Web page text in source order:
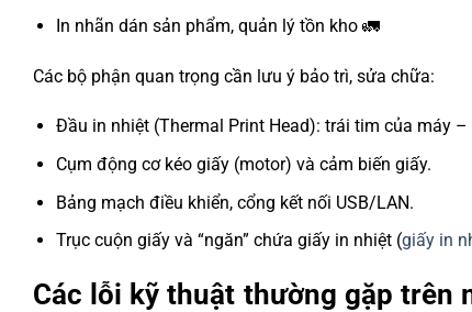
In nhãn dán sản phẩm, quản lý tồn kho 🚛
Các bộ phận quan trọng cần lưu ý bảo trì, sửa chữa:
Đầu in nhiệt (Thermal Print Head): trái tim của máy
Cụm động cơ kéo giấy (motor) và cảm biến giấy.
Bảng mạch điều khiển, cổng kết nối USB/LAN.
Trục cuộn giấy và “ngăn” chứa giấy in nhiệt (giấy in
Các lỗi kỹ thuật thường gặp trên